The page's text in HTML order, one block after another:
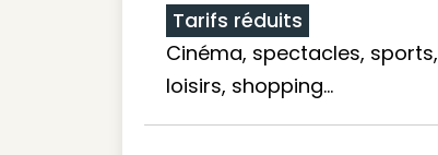
Tarifs réduits
Cinéma, spectacles, sports,
loisirs, shopping...